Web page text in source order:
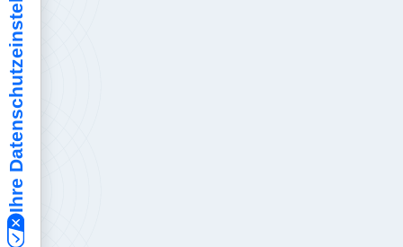
Ihre Datenschutzeinstellungen